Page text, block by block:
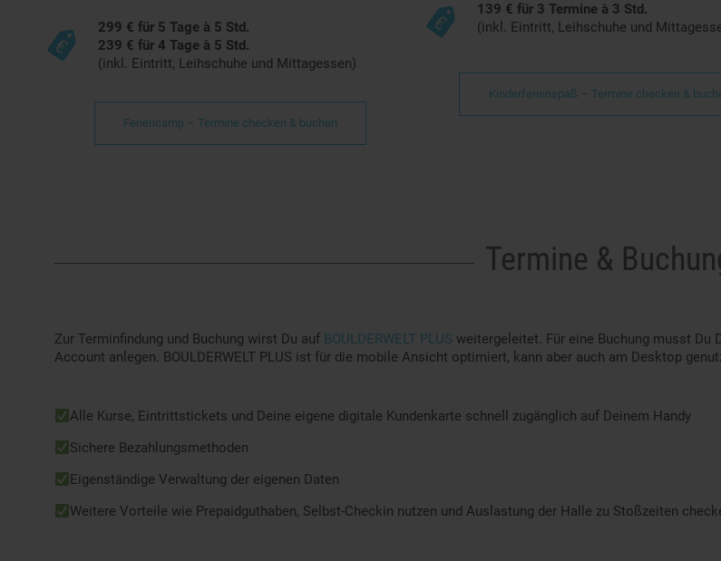
299 € für 5 Tage à 5 Std.
239 € für 4 Tage à 5 Std.
(inkl. Eintritt, Leihschuhe und Mittagessen)
Feriencamp – Termine checken & buchen
139 € für 3 Termine à 3 Std.
(inkl. Eintritt, Leihschuhe und
Kinderferienspaß – Termine checken &
Termine &
Zur Terminfindung und Buchung wirst Du auf BOULDERWELT PLUS weitergeleitet. Für eine Buchung musst Du
Account anlegen. BOULDERWELT PLUS ist für die mobile Ansicht optimiert, kann aber auch am Desktop
Alle Kurse, Eintrittstickets und Deine eigene digitale Kundenkarte schnell zugänglich auf Deinem Handy
Sichere Bezahlungsmethoden
Eigenständige Verwaltung der eigenen Daten
Weitere Vorteile wie Prepaidguthaben, Selbst-Checkin nutzen und Auslastung der Halle zu Stoßzeiten